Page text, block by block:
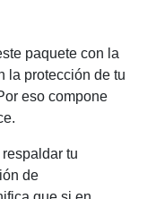
paquete con la
la protección de tu
eso compone
tu
de